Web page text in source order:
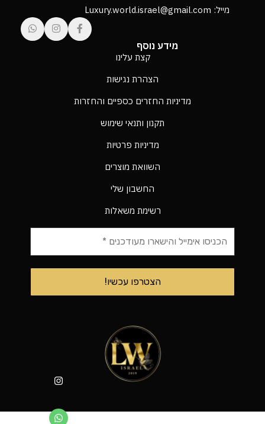
מייל: Luxury.world.israel@gmail.com
מידע נוסף
קצת עלינו
הצהרת נגישות
מדיניות החזרים כספיים והחזרות
תקנון ותנאי שימוש
מדיניות פרטיות
השוואת מוצרים
החשבון שלי
רשימת משאלות